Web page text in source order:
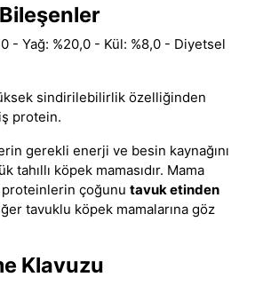
- Yağ: %20,0 - Kül: %8,0 - Diyetsel
sindirilebilirlik özelliğinden
protein.
gerekli enerji ve besin kaynağını
tahıllı köpek mamasıdır. Mama
çoğunu tavuk etinden
tavuklu köpek mamalarına göz
Klavuzu